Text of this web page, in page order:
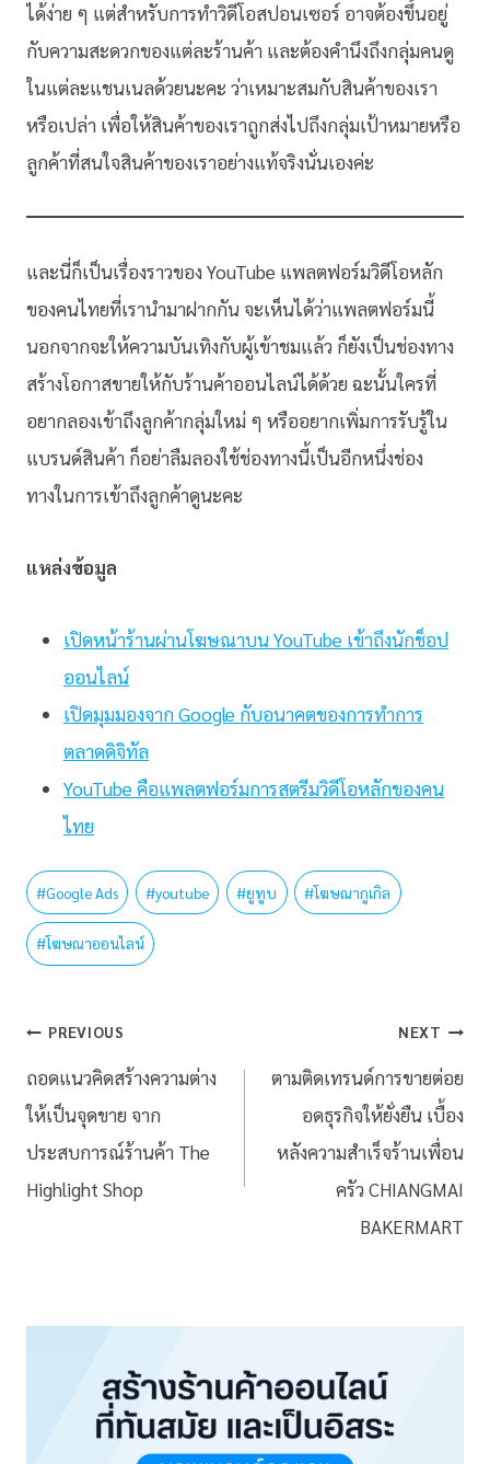
ได้ง่าย ๆ แต่สำหรับการทำวิดีโอสปอนเซอร์ อาจต้องขึ้นอยู่
กับความสะดวกของแต่ละร้านค้า และต้องคำนึงถึงกลุ่มคนดู
ในแต่ละแชนเนลด้วยนะคะ ว่าเหมาะสมกับสินค้าของเรา
หรือเปล่า เพื่อให้สินค้าของเราถูกส่งไปถึงกลุ่มเป้าหมายหรือ
ลูกค้าที่สนใจสินค้าของเราอย่างแท้จริงนั่นเองค่ะ
และนี่ก็เป็นเรื่องราวของ YouTube แพลตฟอร์มวิดีโอหลัก
ของคนไทยที่เรานำมาฝากกัน จะเห็นได้ว่าแพลตฟอร์มนี้
นอกจากจะให้ความบันเทิงกับผู้เข้าชมแล้ว ก็ยังเป็นช่องทาง
สร้างโอกาสขายให้กับร้านค้าออนไลน์ได้ด้วย ฉะนั้นใครที่
อยากลองเข้าถึงลูกค้ากลุ่มใหม่ ๆ หรืออยากเพิ่มการรับรู้ใน
แบรนด์สินค้า ก็อย่าลืมลองใช้ช่องทางนี้เป็นอีกหนึ่งช่อง
ทางในการเข้าถึงลูกค้าดูนะคะ
แหล่งข้อมูล
เปิดหน้าร้านผ่านโฆษณาบน YouTube เข้าถึงนักช็อป
ออนไลน์
เปิดมุมมองจาก Google กับอนาคตของการทำการ
ตลาดดิจิทัล
YouTube คือแพลตฟอร์มการสตรีมวิดีโอหลักของคน
ไทย
#Google Ads #youtube #ยูทูบ #โฆษณากูเกิล
#โฆษณาออนไลน์
PREVIOUS
ถอดแนวคิดสร้างความต่าง
ให้เป็นจุดขาย จาก
ประสบการณ์ร้านค้า The
Highlight Shop
NEXT
ตามติดเทรนด์การขายต่อย
อดธุรกิจให้ยั่งยืน เบื้อง
หลังความสำเร็จร้านเพื่อน
ครัว CHIANGMAI
BAKERMART